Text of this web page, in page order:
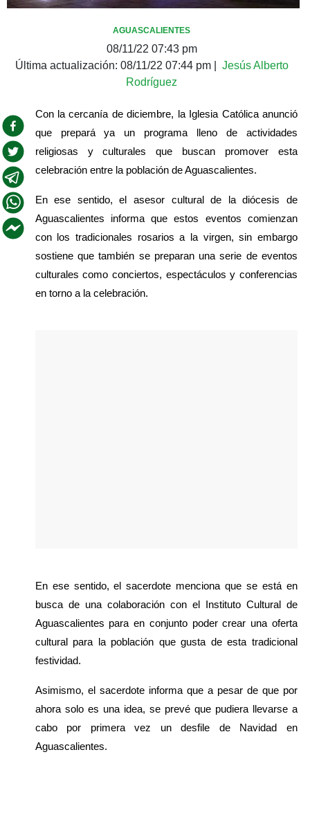
AGUASCALIENTES
08/11/22 07:43 pm
Última actualización: 08/11/22 07:44 pm|
Jesús Alberto
Rodríguez
Con la cercanía de diciembre, la Iglesia Católica anunció
que prepará ya un programa lleno de actividades
religiosas y culturales que buscan promover esta
celebración entre la población de Aguascalientes.
En ese sentido, el asesor cultural de la diócesis de
Aguascalientes informa que estos eventos comienzan
con los tradicionales rosarios a la virgen, sin embargo
sostiene que también se preparan una serie de eventos
culturales como conciertos, espectáculos y conferencias
en torno a la celebración.
En ese sentido, el sacerdote menciona que se está en
busca de una colaboración con el Instituto Cultural de
Aguascalientes para en conjunto poder crear una oferta
cultural para la población que gusta de esta tradicional
festividad.
Asimismo, el sacerdote informa que a pesar de que por
ahora solo es una idea, se prevé que pudiera llevarse a
cabo por primera vez un desfile de Navidad en
Aguascalientes.